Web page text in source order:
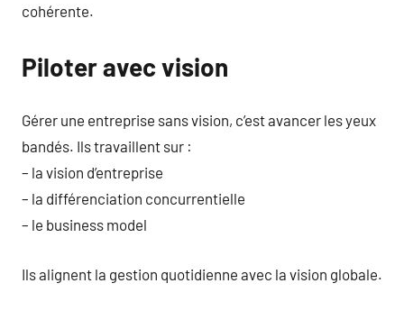
cohérente.
Piloter avec vision
Gérer une entreprise sans vision, c’est avancer les yeux
bandés. Ils travaillent sur :
– la vision d’entreprise
– la différenciation concurrentielle
– le business model
Ils alignent la gestion quotidienne avec la vision globale.